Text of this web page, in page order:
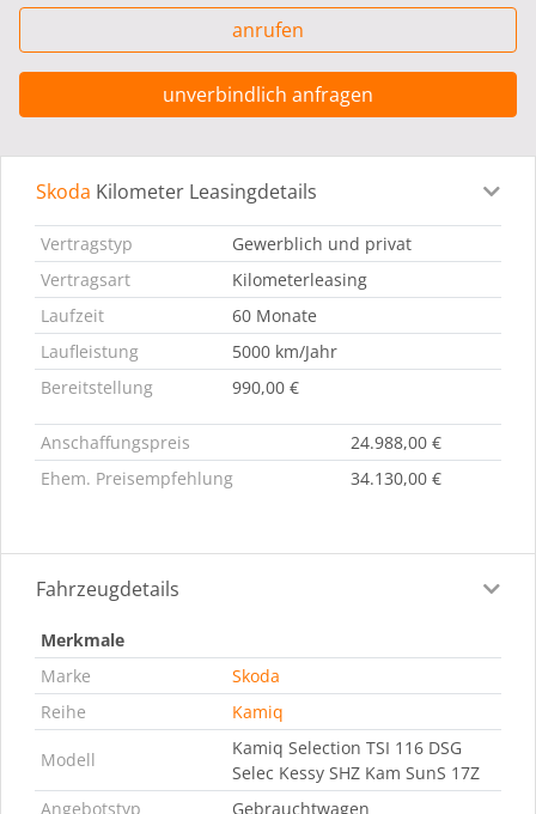
anrufen
unverbindlich anfragen
Leasingdetails Fahrzeugdetails
Skoda Kilometer Leasingdetails
Vertragstyp
Gewerblich und privat
Vertragsart
Kilometerleasing
Laufzeit
60 Monate
Laufleistung
5000 km/Jahr
Bereitstellung
990,00 €
Anschaffungspreis
24.988,00 €
Ehem. Preisempfehlung
34.130,00 €
Fahrzeugdetails
Merkmale
Marke
Skoda
Reihe
Kamiq
Modell
Kamiq Selection TSI 116 DSG
Selec Kessy SHZ Kam SunS 17Z
Angebotstyp
Gebrauchtwagen